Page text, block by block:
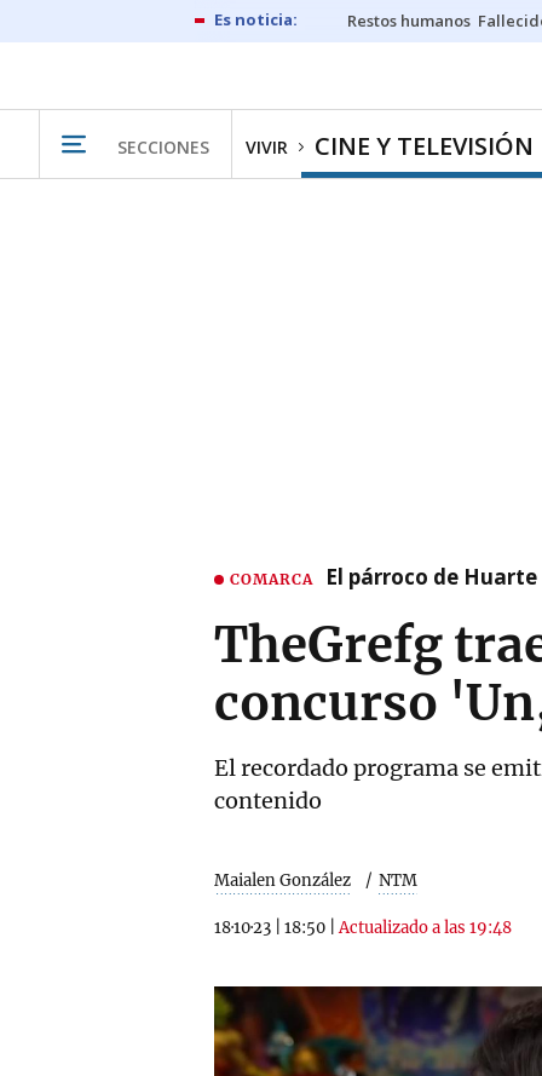
Restos humanos
SECCIONES VIVIR CINE Y TELEVISIÓN
COMARCA El párroco de
TheGrefg
concurso
El recordado programa se
contenido
Maialen González NTM
18·10·23 18:50 |Actualizado a las 19:48